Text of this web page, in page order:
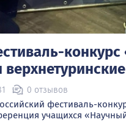
0 отзывов
фестиваль-
учащихся